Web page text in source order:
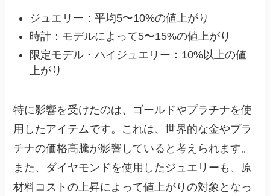
ジュエリー：平均5〜10%の値上がり
時計：モデルによって5〜15%の値上がり
限定モデル・ハイジュエリー：10%以上の値
上がり
特に影響を受けたのは、ゴールドやプラチナを使
用したアイテムです。これは、世界的な金やプラ
チナの価格高騰が影響していると考えられます。
また、ダイヤモンドを使用したジュエリーも、原
材料コストの上昇によって値上がりの対象となっ